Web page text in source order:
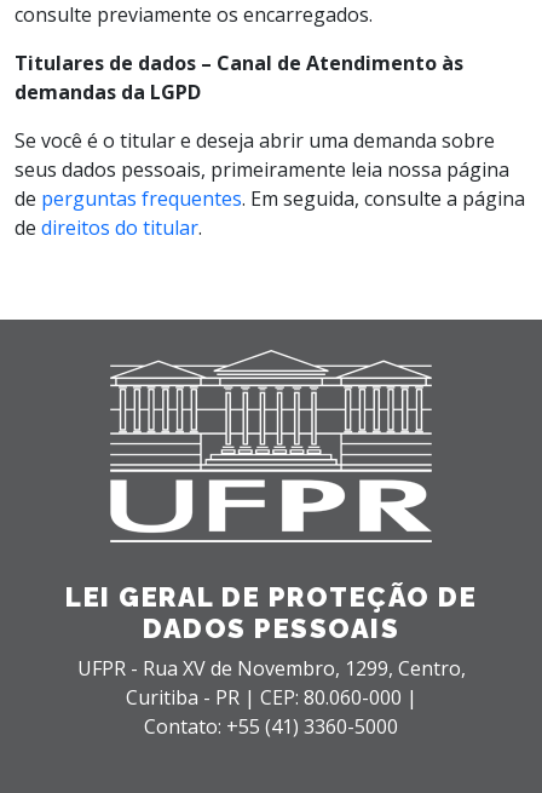
consulte previamente os encarregados.
Titulares de dados – Canal de Atendimento às
demandas da LGPD
Se você é o titular e deseja abrir uma demanda sobre
seus dados pessoais, primeiramente leia nossa página
de perguntas frequentes. Em seguida, consulte a página
de direitos do titular.
LEI GERAL DE PROTEÇÃO DE
DADOS PESSOAIS
UFPR - Rua XV de Novembro, 1299, Centro,
Curitiba - PR | CEP: 80.060-000 |
Contato: +55 (41) 3360-5000